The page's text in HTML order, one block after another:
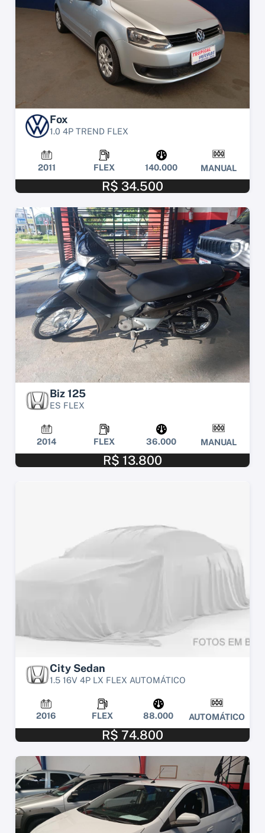
Fox
1.0 4P TREND FLEX
2011 FLEX 140.000 MANUAL
R$ 34.500
Biz 125
ES FLEX
2014 FLEX 36.000 MANUAL
R$ 13.800
City Sedan
1.5 16V 4P LX FLEX AUTOMÁTICO
2016 FLEX 88.000 AUTOMÁTICO
R$ 74.800